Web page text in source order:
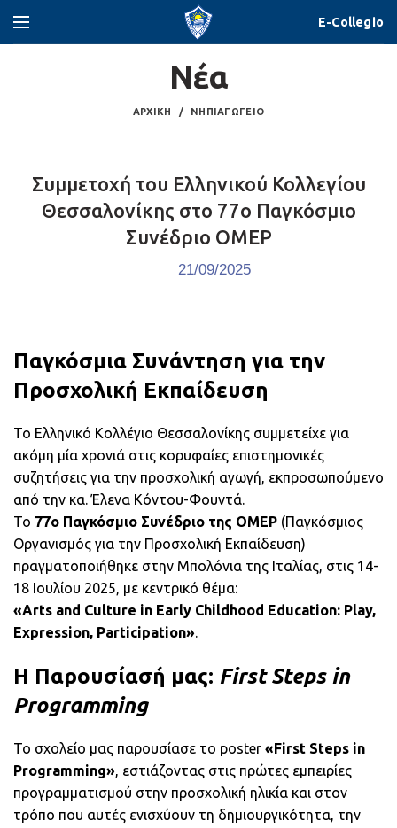
E-Collegio
Νέα
ΑΡΧΙΚΉ ΝΗΠΙΑΓΩΓΕΊΟ
Συμμετοχή του Ελληνικού Κολλεγίου
Θεσσαλονίκης στο 77ο Παγκόσμιο
Συνέδριο OMEP
21/09/2025
Παγκόσμια Συνάντηση για την
Προσχολική Εκπαίδευση
Το Ελληνικό Κολλέγιο Θεσσαλονίκης συμμετείχε για
ακόμη μία χρονιά στις κορυφαίες επιστημονικές
συζητήσεις για την προσχολική αγωγή, εκπροσωπούμενο
από την κα. Έλενα Κόντου-Φουντά.
Το 77ο Παγκόσμιο Συνέδριο της OMEP (Παγκόσμιος
Οργανισμός για την Προσχολική Εκπαίδευση)
πραγματοποιήθηκε στην Μπολόνια της Ιταλίας, στις 14-
18 Ιουλίου 2025, με κεντρικό θέμα:
«Arts and Culture in Early Childhood Education: Play,
Expression, Participation».
Η Παρουσίασή μας: First Steps in
Programming
Το σχολείο μας παρουσίασε το poster «First Steps in
Programming», εστιάζοντας στις πρώτες εμπειρίες
προγραμματισμού στην προσχολική ηλικία και στον
τρόπο που αυτές ενισχύουν τη δημιουργικότητα, την